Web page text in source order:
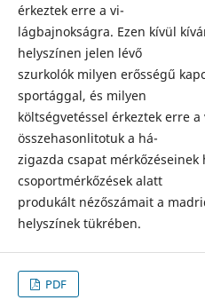
érkeztek erre a vi-
lágbajnokságra. Ezen kívül
helyszínen jelen lévő
szurkolók milyen erősségű
sportággal, és milyen
költségvetéssel érkeztek erre
összehasonlitotuk a há-
zigazda csapat
csoportmérkőzések alatt
produkált nézőszámait a
helyszínek tükrében.
PDF